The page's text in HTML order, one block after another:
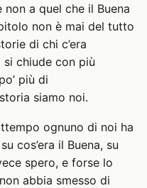
a quel che il Buena
non è mai del tutto
di chi c’era
chiude con più
più di
siamo noi.
ognuno di noi ha
cos’era il Buena, su
spero, e forse lo
abbia smesso di